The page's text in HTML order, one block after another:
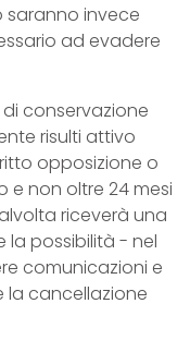
invece
ad evadere
conservazione
risulti attivo
opposizione o
e non oltre 24 mesi
riceverà una
la possibilità - nel
comunicazioni e
la cancellazione